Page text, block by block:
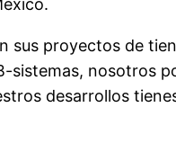
sus proyectos de
sistemas, nosotros
desarrollos